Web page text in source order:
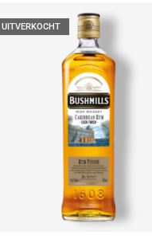
UITVERKOCHT